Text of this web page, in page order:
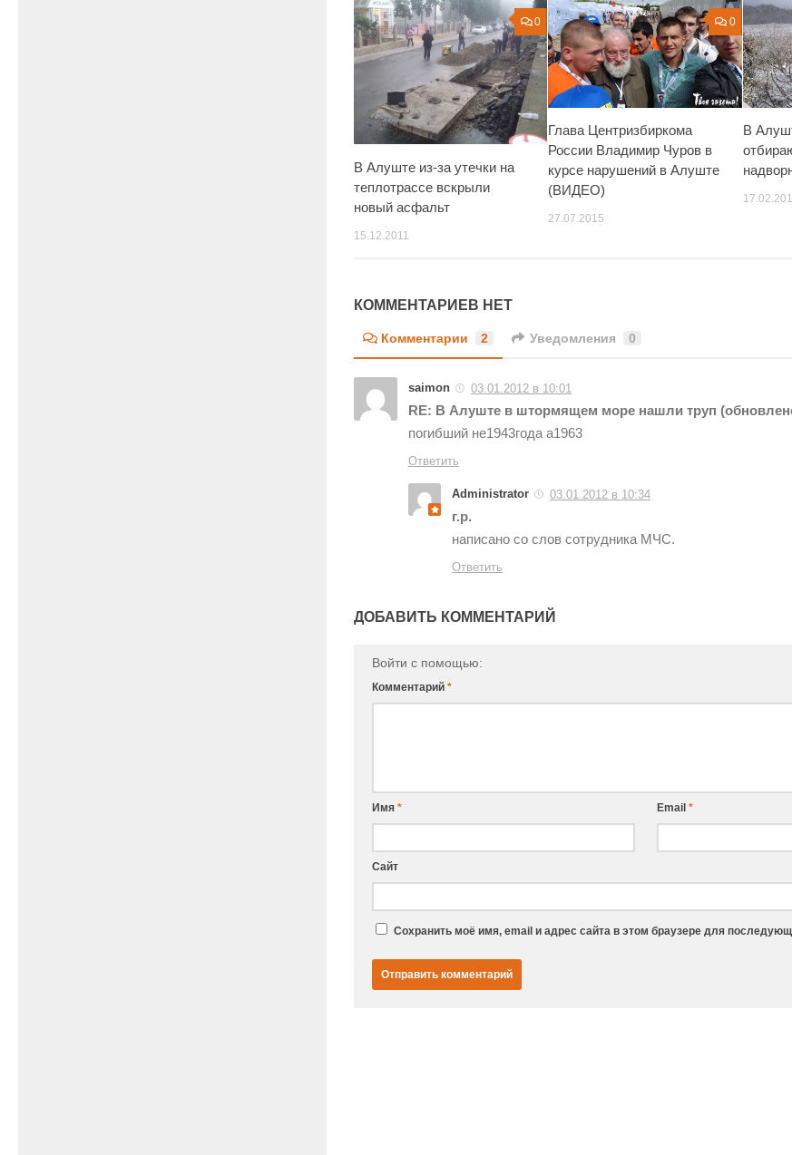
0
В Алуште из-за утечки на
теплотрассе вскрыли
новый асфальт
15.12.2011
0
Глава Центризбиркома
России Владимир Чуров в
курсе нарушений в Алуште
(ВИДЕО)
27.07.2015
В
КОММЕНТАРИЕВ НЕТ
Комментарии 2 Уведомления 0
saimon 03.01.2012 в 10:01
RE: В Алуште в штормящем море нашли труп
погибший не1943года а1963
Ответить
Administrator 03.01.2012 в 10:34
г.р.
написано со слов сотрудника МЧС.
Ответить
ДОБАВИТЬ КОММЕНТАРИЙ
Войти с помощью:
Комментарий *
Имя * Email*
Сайт
Сохранить моё имя, email и адрес сайта в этом браузере для